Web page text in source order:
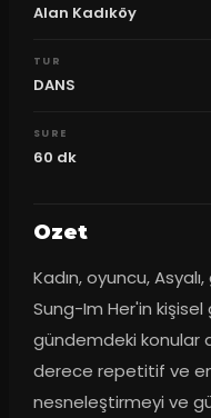
Alan Kadıköy
TUR
DANS
SURE
60 dk
Ozet
Kadın, oyuncu,
Sung-Im Her'in
gündemdeki konular
derece repetitif ve
nesneleştirmeyi ve